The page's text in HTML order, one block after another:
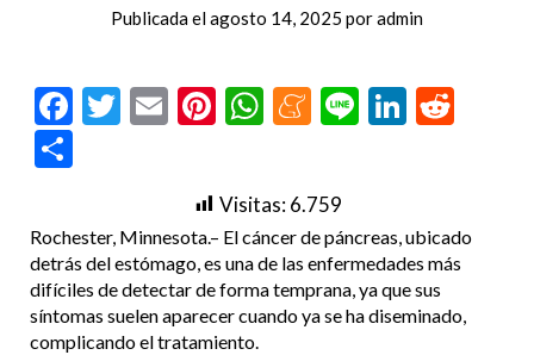
Publicada elagosto 14, 2025 poradmin
Facebook
Twitter
EmailPinterest
WhatsApp
Meneame
Line
Visitas:6.759
Rochester, Minnesota.– El cáncer de páncreas, ubicado
detrás del estómago, es una de las enfermedades más
difíciles de detectar de forma temprana, ya que sus
síntomas suelen aparecer cuando ya se ha diseminado,
complicando el tratamiento.